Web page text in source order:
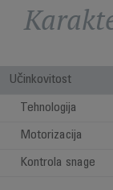
Učinkovitost
Tehnologija
Motorizacija
Kontrola snage